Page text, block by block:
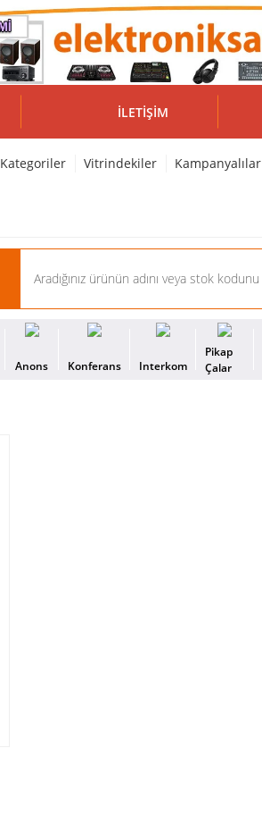
İLETIŞIM
Kategoriler Vitrindekiler Kampanyalılar
Anons Konferans Interkom
Pikap
Çalar